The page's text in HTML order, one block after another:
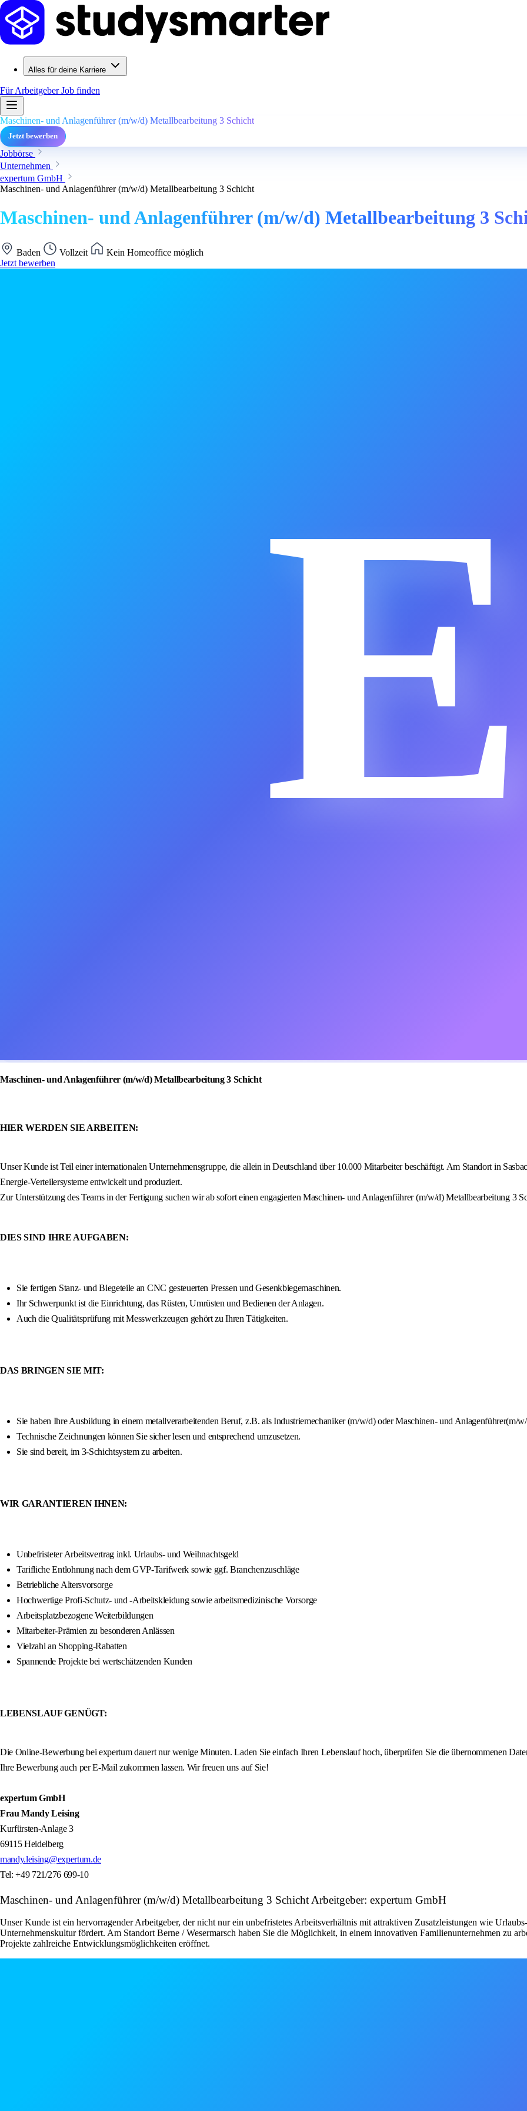
Alles für deine Karriere
Für ArbeitgeberJob finden
Maschinen- und Anlagenführer (m/w/d) Metallbearbeitung 3 Schicht
Jetzt bewerben
Jobbörse
Unternehmen
expertum GmbH
Maschinen- und Anlagenführer (m/w/d) Metallbearbeitung 3 Schicht
Maschinen- und Anlagenführer (m/w/d) Metallbearbeitung 3
Baden Vollzeit
Kein Homeoffice möglich
Jetzt bewerben
E
Maschinen- und Anlagenführer (m/w/d) Metallbearbeitung 3 Schicht
HIER WERDEN SIE ARBEITEN:
Unser Kunde ist Teil einer internationalen Unternehmensgruppe, die allein in Deutschland über 10.000 Mitarbeiter beschäftigt. Am Standort in
Energie-Verteilersysteme entwickelt und produziert.
Zur Unterstützung des Teams in der Fertigung suchen wir ab sofort einen engagierten Maschinen- und Anlagenführer (m/w/d) Metallbearbeitung 3
DIES SIND IHRE AUFGABEN:
Sie fertigen Stanz- und Biegeteile an CNC gesteuerten Pressen und Gesenkbiegemaschinen.
Ihr Schwerpunkt ist die Einrichtung, das Rüsten, Umrüsten und Bedienen der Anlagen.
Auch die Qualitätsprüfung mit Messwerkzeugen gehört zu Ihren Tätigkeiten.
DAS BRINGEN SIE MIT:
Sie haben Ihre Ausbildung in einem metallverarbeitenden Beruf, z.B. als Industriemechaniker (m/w/d) oder Maschinen- und Anlagenführer(m/
Technische Zeichnungen können Sie sicher lesen und entsprechend umzusetzen.
Sie sind bereit, im 3-Schichtsystem zu arbeiten.
WIR GARANTIEREN IHNEN:
Unbefristeter Arbeitsvertrag inkl. Urlaubs- und Weihnachtsgeld
Tarifliche Entlohnung nach dem GVP-Tarifwerk sowie ggf. Branchenzuschläge
Betriebliche Altersvorsorge
Hochwertige Profi-Schutz- und -Arbeitskleidung sowie arbeitsmedizinische Vorsorge
Arbeitsplatzbezogene Weiterbildungen
Mitarbeiter-Prämien zu besonderen Anlässen
Vielzahl an Shopping-Rabatten
Spannende Projekte bei wertschätzenden Kunden
LEBENSLAUF GENÜGT:
Die Online-Bewerbung bei expertum dauert nur wenige Minuten. Laden Sie einfach Ihren Lebenslauf hoch, überprüfen Sie die übernommenen
Ihre Bewerbung auch per E-Mail zukommen lassen. Wir freuen uns auf Sie!
expertum GmbH
Frau Mandy Leising
Kurfürsten-Anlage 3
69115 Heidelberg
mandy.leising@expertum.de
Tel: +49 721/276 699-10
Maschinen- und Anlagenführer (m/w/d) Metallbearbeitung 3 Schicht Arbeitgeber: expertum GmbH
Unser Kunde ist ein hervorragender Arbeitgeber, der nicht nur ein unbefristetes Arbeitsverhältnis mit attraktiven Zusatzleistungen wie
Unternehmenskultur fördert. Am Standort Berne / Wesermarsch haben Sie die Möglichkeit, in einem innovativen Familienunternehmen zu
Projekte zahlreiche Entwicklungsmöglichkeiten eröffnet.